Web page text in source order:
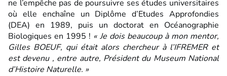
ne l’empêche pas de poursuivre ses études universitaires
où elle enchaîne un Diplôme d’Etudes Approfondies
(DEA) en 1989, puis un doctorat en Océanographie
Biologiques en 1995 ! « Je dois beaucoup à mon mentor,
Gilles BOEUF, qui était alors chercheur à l’IFREMER et
est devenu , entre autre, Président du Museum National
d’Histoire Naturelle. »